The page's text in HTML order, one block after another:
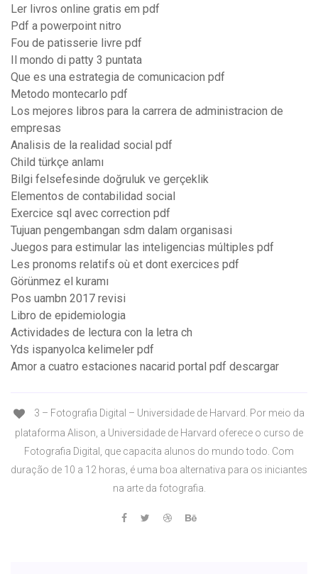
Ler livros online gratis em pdf
Pdf a powerpoint nitro
Fou de patisserie livre pdf
Il mondo di patty 3 puntata
Que es una estrategia de comunicacion pdf
Metodo montecarlo pdf
Los mejores libros para la carrera de administracion de
empresas
Analisis de la realidad social pdf
Child türkçe anlamı
Bilgi felsefesinde doğruluk ve gerçeklik
Elementos de contabilidad social
Exercice sql avec correction pdf
Tujuan pengembangan sdm dalam organisasi
Juegos para estimular las inteligencias múltiples pdf
Les pronoms relatifs où et dont exercices pdf
Görünmez el kuramı
Pos uambn 2017 revisi
Libro de epidemiologia
Actividades de lectura con la letra ch
Yds ispanyolca kelimeler pdf
Amor a cuatro estaciones nacarid portal pdf descargar
3 – Fotografia Digital – Universidade de Harvard. Por meio da
plataforma Alison, a Universidade de Harvard oferece o curso de
Fotografia Digital, que capacita alunos do mundo todo. Com
duração de 10 a 12 horas, é uma boa alternativa para os iniciantes
na arte da fotografia.